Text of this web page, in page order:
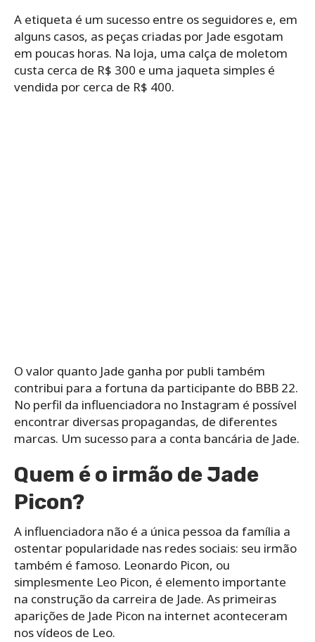
A etiqueta é um sucesso entre os seguidores e, em
alguns casos, as peças criadas por Jade esgotam
em poucas horas. Na loja, uma calça de moletom
custa cerca de R$ 300 e uma jaqueta simples é
vendida por cerca de R$ 400.
O valor quanto Jade ganha por publi também
contribui para a fortuna da participante do BBB 22.
No perfil da influenciadora no Instagram é possível
encontrar diversas propagandas, de diferentes
marcas. Um sucesso para a conta bancária de Jade.
Quem é o irmão de Jade
Picon?
A influenciadora não é a única pessoa da família a
ostentar popularidade nas redes sociais: seu irmão
também é famoso. Leonardo Picon, ou
simplesmente Leo Picon, é elemento importante
na construção da carreira de Jade. As primeiras
aparições de Jade Picon na internet aconteceram
nos vídeos de Leo.